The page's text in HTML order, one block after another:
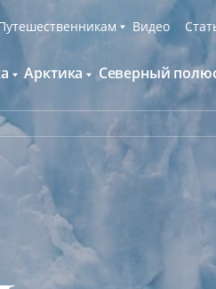
путешествуют
команда
центр
помогаем
партнёры
Русскоязычные группы
Наши суда
Дополнительные опции
Что брать с собой
Клуб привилегий
Каталоги
Видео
и Южный полярный круг
Антарктида Классика
Антарктида Новый год
о-ва и Южная Георгия
о-ва, Южная Георгия и
Арктика
Гренландия
Шпицберген
Северный